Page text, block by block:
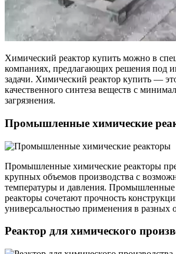
Химический реактор купить можно в
компаниях, предлагающих решения под
задачи. Химический реактор купить —
качественного синтеза веществ с
загрязнения.
Промышленные химические
Промышленные химические реакторы
крупных объемов производства с
температуры и давления.
реакторы сочетают прочность
универсальностью применения в разных
Реактор для химического